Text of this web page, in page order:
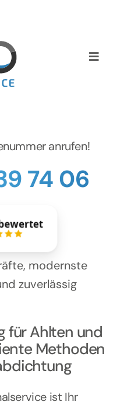
Toggle
anrufen!
74 06
modernste
zuverlässig
für Ahlten und
Methoden
ist Ihr